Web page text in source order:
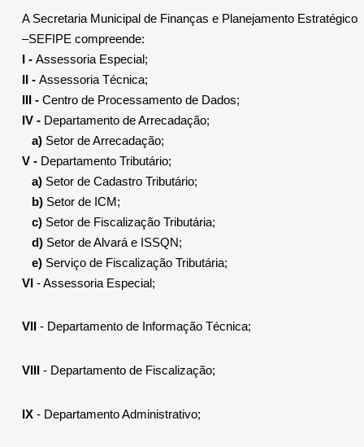
A Secretaria Municipal de Finanças e Planejamento Estratégico
–SEFIPE compreende:
I - Assessoria Especial;
II - Assessoria Técnica;
III - Centro de Processamento de Dados;
IV - Departamento de Arrecadação;
a) Setor de Arrecadação;
V - Departamento Tributário;
a) Setor de Cadastro Tributário;
b) Setor de ICM;
c) Setor de Fiscalização Tributária;
d) Setor de Alvará e ISSQN;
e) Serviço de Fiscalização Tributária;
VI - Assessoria Especial;
VII - Departamento de Informação Técnica;
VIII - Departamento de Fiscalização;
IX - Departamento Administrativo;